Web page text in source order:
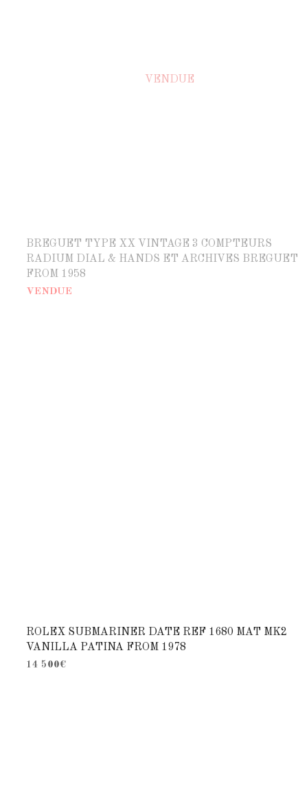
VENDUE
BREGUET TYPE XX VINTAGE 3 COMPTEURS
RADIUM DIAL & HANDS ET ARCHIVES BREGUET
FROM 1958
VENDUE
ROLEX SUBMARINER DATE REF 1680 MAT MK2
VANILLA PATINA FROM 1978
14 500€